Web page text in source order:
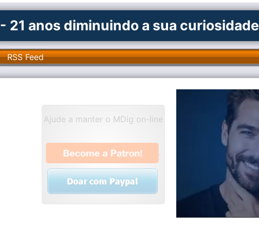
- 21 anos diminuindo a sua curiosidade
RSS Feed
Ajude a manter o MDig on-line
.